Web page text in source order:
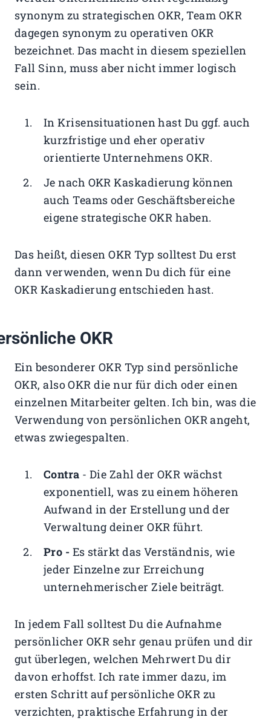
synonym zu strategischen OKR, Team OKR
dagegen synonym zu operativen OKR
bezeichnet. Das macht in diesem speziellen
Fall Sinn, muss aber nicht immer logisch
sein.
In Krisensituationen hast Du ggf. auch
kurzfristige und eher operativ
orientierte Unternehmens OKR.
Je nach OKR Kaskadierung können
auch Teams oder Geschäftsbereiche
eigene strategische OKR haben.
Das heißt, diesen OKR Typ solltest Du erst
dann verwenden, wenn Du dich für eine
OKR Kaskadierung entschieden hast.
OKR
Ein besonderer OKR Typ sind persönliche
OKR, also OKR die nur für dich oder einen
einzelnen Mitarbeiter gelten. Ich bin, was die
Verwendung von persönlichen OKR angeht,
etwas zwiegespalten.
Contra - Die Zahl der OKR wächst
exponentiell, was zu einem höheren
Aufwand in der Erstellung und der
Verwaltung deiner OKR führt.
Pro - Es stärkt das Verständnis, wie
jeder Einzelne zur Erreichung
unternehmerischer Ziele beiträgt.
In jedem Fall solltest Du die Aufnahme
persönlicher OKR sehr genau prüfen und dir
gut überlegen, welchen Mehrwert Du dir
davon erhoffst. Ich rate immer dazu, im
ersten Schritt auf persönliche OKR zu
verzichten, praktische Erfahrung in der